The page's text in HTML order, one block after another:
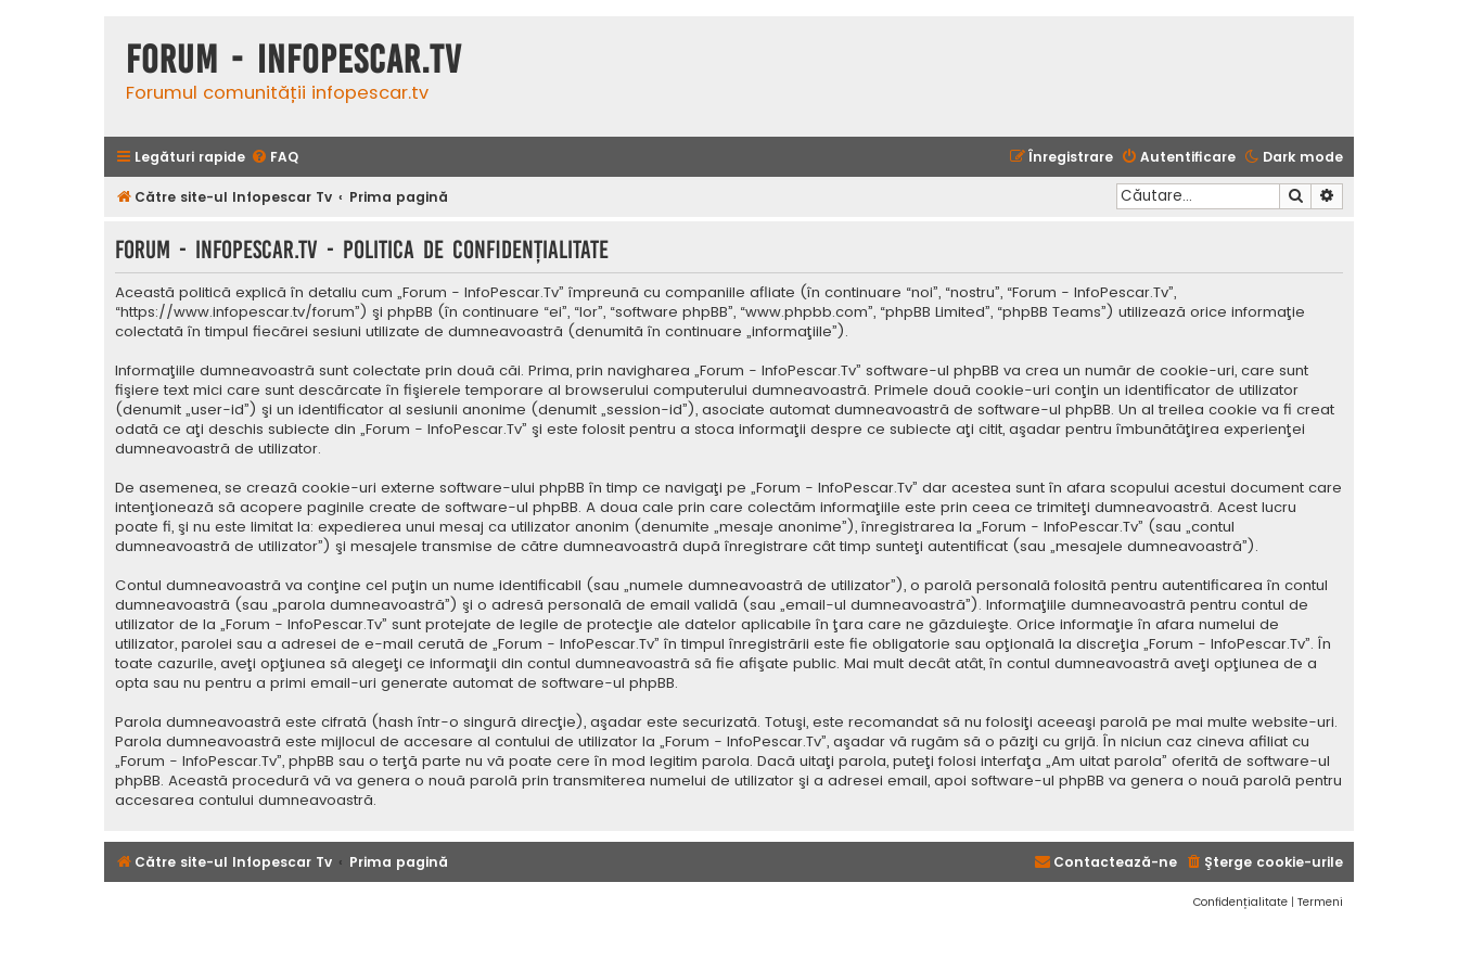
Forum - InfoPescar.Tv
Forumul comunității infopescar.tv
Legături rapide Dark mode
FAQ Autentificare
Înregistrare
Către site-ul Infopescar Tv Prima pagină Căutare
Forum - InfoPescar.Tv - Politica de confidenţialitate
Această politică explică în detaliu cum „Forum - InfoPescar.Tv” împreună cu companiile afliate (în continuare “noi”, “nostru”, “Forum - InfoPescar.Tv”,
“https://www.infopescar.tv/forum”) şi phpBB (în continuare “ei”, “lor”, “software phpBB”, “www.phpbb.com”, “phpBB Limited”, “phpBB Teams”) utilizează orice informaţie
colectată în timpul fiecărei sesiuni utilizate de dumneavoastră (denumită în continuare „informaţiile”).
Informaţiile dumneavoastră sunt colectate prin două căi. Prima, prin navigharea „Forum - InfoPescar.Tv” software-ul phpBB va crea un număr de cookie-uri, care sunt
fişiere text mici care sunt descărcate în fişierele temporare al browserului computerului dumneavoastră. Primele două cookie-uri conţin un identificator de utilizator
(denumit „user-id”) şi un identificator al sesiunii anonime (denumit „session-id”), asociate automat dumneavoastră de software-ul phpBB. Un al treilea cookie va fi creat
odată ce aţi deschis subiecte din „Forum - InfoPescar.Tv” şi este folosit pentru a stoca informaţii despre ce subiecte aţi citit, aşadar pentru îmbunătăţirea experienţei
dumneavoastră de utilizator.
De asemenea, se crează cookie-uri externe software-ului phpBB în timp ce navigaţi pe „Forum - InfoPescar.Tv” dar acestea sunt în afara scopului acestui document care
intenţionează să acopere paginile create de software-ul phpBB. A doua cale prin care colectăm informaţiile este prin ceea ce trimiteţi dumneavoastră. Acest lucru
poate fi, şi nu este limitat la: expedierea unui mesaj ca utilizator anonim (denumite „mesaje anonime”), înregistrarea la „Forum - InfoPescar.Tv” (sau „contul
dumneavoastră de utilizator”) şi mesajele transmise de către dumneavoastră după înregistrare cât timp sunteţi autentificat (sau „mesajele dumneavoastră”).
Contul dumneavoastră va conţine cel puţin un nume identificabil (sau „numele dumneavoastră de utilizator”), o parolă personală folosită pentru autentificarea în contul
dumneavoastră (sau „parola dumneavoastră”) şi o adresă personală de email validă (sau „email-ul dumneavoastră”). Informaţiile dumneavoastră pentru contul de
utilizator de la „Forum - InfoPescar.Tv” sunt protejate de legile de protecţie ale datelor aplicabile în ţara care ne găzduieşte. Orice informaţie în afara numelui de
utilizator, parolei sau a adresei de e-mail cerută de „Forum - InfoPescar.Tv” în timpul înregistrării este fie obligatorie sau opţională la discreţia „Forum - InfoPescar.Tv”. În
toate cazurile, aveţi opţiunea să alegeţi ce informaţii din contul dumneavoastră să fie afişate public. Mai mult decât atât, în contul dumneavoastră aveţi opţiunea de a
opta sau nu pentru a primi email-uri generate automat de software-ul phpBB.
Parola dumneavoastră este cifrată (hash într-o singură direcţie), aşadar este securizată. Totuşi, este recomandat să nu folosiţi aceeaşi parolă pe mai multe website-uri.
Parola dumneavoastră este mijlocul de accesare al contului de utilizator la „Forum - InfoPescar.Tv”, aşadar vă rugăm să o păziţi cu grijă. În niciun caz cineva afiliat cu
„Forum - InfoPescar.Tv”, phpBB sau o terţă parte nu vă poate cere în mod legitim parola. Dacă uitaţi parola, puteţi folosi interfaţa „Am uitat parola” oferită de software-ul
phpBB. Această procedură vă va genera o nouă parolă prin transmiterea numelui de utilizator şi a adresei email, apoi software-ul phpBB va genera o nouă parolă pentru
accesarea contului dumneavoastră.
Către site-ul Infopescar Tv Prima pagină Şterge cookie-urile
Contactează-ne
Confidențialitate | Termeni